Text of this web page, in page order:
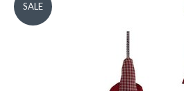
SALE